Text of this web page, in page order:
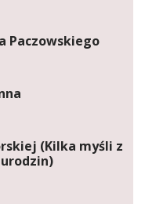
Paczowskiego
(Kilka myśli z